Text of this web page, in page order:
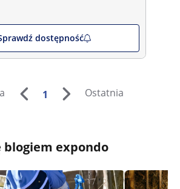
dostępność
1 Ostatnia
expondo